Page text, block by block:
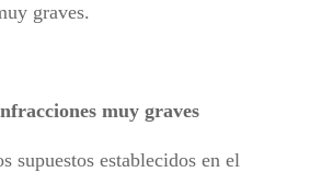
graves.
muy graves
supuestos establecidos en el